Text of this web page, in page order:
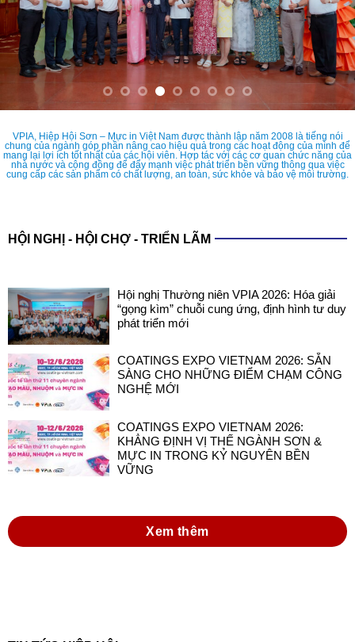
VPIA, Hiệp Hội Sơn – Mực in Việt Nam được thành lập năm 2008 là tiếng nói
chung của ngành góp phần nâng cao hiệu quả trong các hoạt động của mình để
mang lại lợi ích tốt nhất của các hội viên. Hợp tác với các cơ quan chức năng của
nhà nước và cộng đồng để đẩy mạnh việc phát triển bền vững thông qua việc
cung cấp các sản phẩm có chất lượng, an toàn, sức khỏe và bảo vệ môi trường.
HỘI NGHỊ - HỘI CHỢ - TRIỂN LÃM
Hội nghị Thường niên VPIA 2026: Hóa giải
“gọng kìm” chuỗi cung ứng, định hình tư duy
phát triển mới
COATINGS EXPO VIETNAM 2026: SẴN
SÀNG CHO NHỮNG ĐIỂM CHẠM CÔNG
NGHỆ MỚI
COATINGS EXPO VIETNAM 2026:
KHẲNG ĐỊNH VỊ THẾ NGÀNH SƠN &
MỰC IN TRONG KỶ NGUYÊN BỀN
VỮNG
Xem thêm